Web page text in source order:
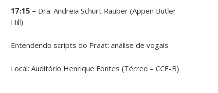
17:15 – Dra. Andreia Schurt Rauber (Appen Butler
Hill)
Entendendo scripts do Praat: análise de vogais
Local: Auditório Henrique Fontes (Térreo – CCE-B)